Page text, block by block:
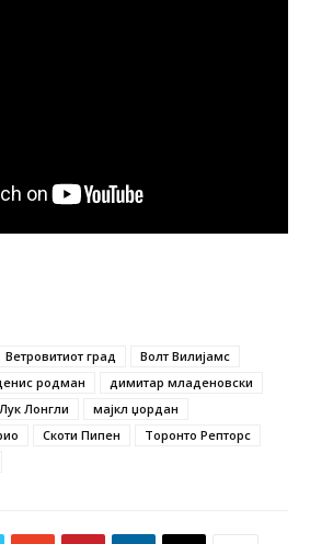
Ветровитиот град
Волт Вилијамс
родман
димитар младеновски
Лук Лонгли
мајкл џордан
Скоти Пипен
Торонто Репторс